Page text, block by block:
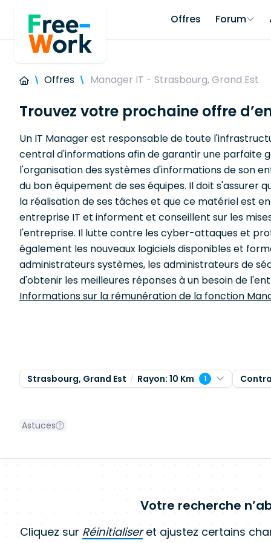
Offres Forum
Offres Manager IT - Strasbourg, Grand Est
Trouvez votre prochaine offre
Un IT Manager est responsable de toute
central d'informations afin de garantir une parfaite
l'organisation des systèmes d'informations de son
du bon équipement de ses équipes. Il doit s'assurer
la réalisation de ses tâches et que ce matériel est
entreprise IT et informent et conseillent sur les
l'entreprise. Il lutte contre les cyber-attaques et
également les nouveaux logiciels disponibles et
administrateurs systèmes, les administrateurs de
d'obtenir les meilleures réponses à un besoin de
Informations sur la rémunération de la fonction
Strasbourg, Grand Est Rayon: 10 Km 1
Astuces
Votre recherche
Cliquez sur Réinitialiseret ajustez certains